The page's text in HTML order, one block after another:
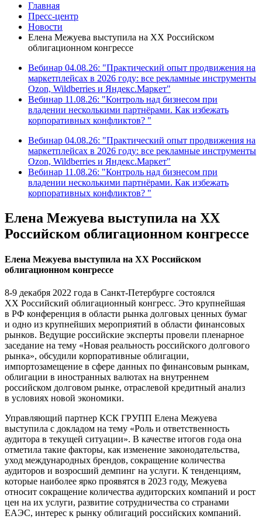
Главная
Пресс-центр
Новости
Елена Межуева выступила на XX Российском
облигационном конгрессе
Вебинар 04.08.26: "Практический опыт продвижения на
маркетплейсах в 2026 году: все рекламные инструменты
Ozon, Wildberries и Яндекс.Маркет"
Вебинар 11.08.26: "Контроль над бизнесом при
владении несколькими партнёрами. Как избежать
корпоративных конфликтов? "
Вебинар 04.08.26: "Практический опыт продвижения на
маркетплейсах в 2026 году: все рекламные инструменты
Ozon, Wildberries и Яндекс.Маркет"
Вебинар 11.08.26: "Контроль над бизнесом при
владении несколькими партнёрами. Как избежать
корпоративных конфликтов? "
Елена Межуева выступила на XX
Российском облигационном конгрессе
Елена Межуева выступила на XX Российском
облигационном конгрессе
8-9 декабря 2022 года в Санкт-Петербурге состоялся
XX Российский облигационный конгресс. Это крупнейшая
в РФ конференция в области рынка долговых ценных бумаг
и одно из крупнейших мероприятий в области финансовых
рынков. Ведущие российские эксперты провели пленарное
заседание на тему «Новая реальность российского долгового
рынка», обсудили корпоративные облигации,
импортозамещение в сфере данных по финансовым рынкам,
облигации в иностранных валютах на внутреннем
российском долговом рынке, отраслевой кредитный анализ
в условиях новой экономики.
Управляющий партнер КСК ГРУПП Елена Межуева
выступила с докладом на тему «Роль и ответственность
аудитора в текущей ситуации». В качестве итогов года она
отметила такие факторы, как изменение законодательства,
уход международных брендов, сокращение количества
аудиторов и возросший демпинг на услуги. К тенденциям,
которые наиболее ярко проявятся в 2023 году, Межуева
относит сокращение количества аудиторских компаний и рост
цен на их услуги, развитие сотрудничества со странами
ЕАЭС, интерес к рынку облигаций российских компаний.